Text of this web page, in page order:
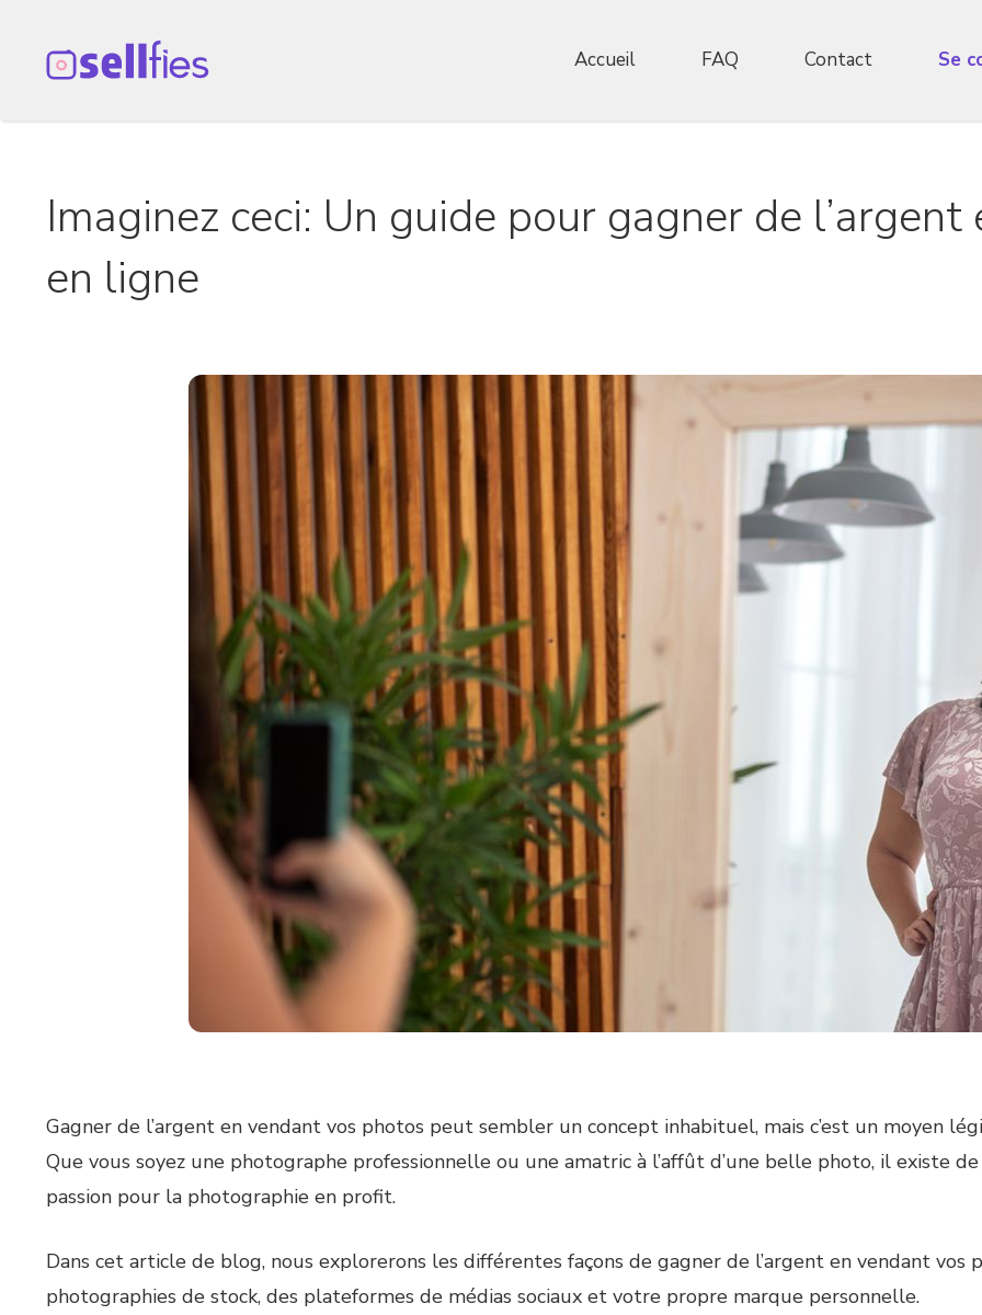
contenu
Accueil FAQ Contact Se
Imaginez ceci: Un guide pour gagner de
en ligne
Gagner de l’argent en vendant vos photos peut sembler un concept inhabituel, mais c’est un moyen
Que vous soyez une photographe professionnelle ou une amatric à l’affût d’une belle photo, il existe
passion pour la photographie en profit.
Dans cet article de blog, nous explorerons les différentes façons de gagner de l’argent en vendant
photographies de stock, des plateformes de médias sociaux et votre propre marque personnelle.